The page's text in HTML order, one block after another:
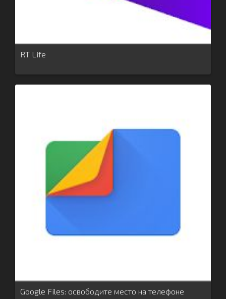
RT Life
Google Files: освободите место на телефоне